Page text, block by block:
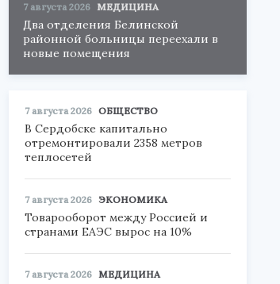
7 августа 2026 МЕДИЦИНА
Два отделения Белинской
районной больницы переехали в
новые помещения
7 августа 2026 ОБЩЕСТВО
В Сердобске капитально
отремонтировали 2358 метров
теплосетей
7 августа 2026 ЭКОНОМИКА
Товарооборот между Россией и
странами ЕАЭС вырос на 10%
7 августа 2026 МЕДИЦИНА